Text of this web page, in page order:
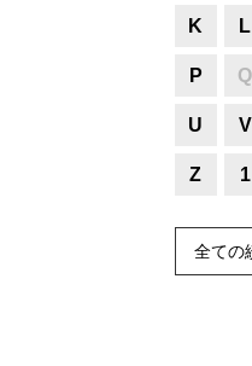
K L
P Q
U V
Z 1
全ての